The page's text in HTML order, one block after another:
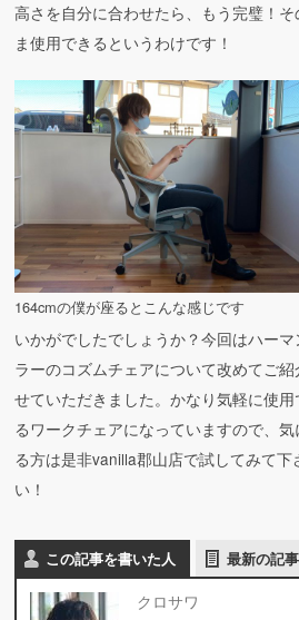
高さを自分に合わせたら、もう完璧！そ
ま使用できるというわけです！
164cmの僕が座るとこんな感じです
いかがでしたでしょうか？今回はハーマ
ラーのコズムチェアについて改めてご紹
せていただきました。かなり気軽に使用
るワークチェアになっていますので、気
る方は是非vanilla郡山店で試してみて下
い！
この記事を書いた人 最新の記事
クロサワ